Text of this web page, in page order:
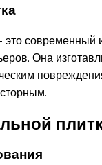
современный
Она